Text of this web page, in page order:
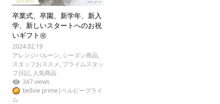
卒業式、卒園、新学年、新入
学、新しいスタートへのお祝
いギフト㊗
2024.02.19
アレンジバルーン, シーズン商品,
スタッフおススメ, プライムスタッ
フ日記, 人気商品
347 views
bellvie prime|ベルビープライ
ム